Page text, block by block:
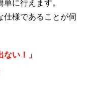
に行えます。
仕様であることが伺
い！」